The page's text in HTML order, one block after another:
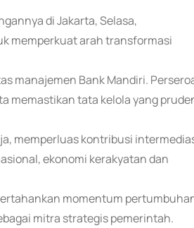
di Jakarta, Selasa,
memperkuat arah transformasi
manajemen Bank Mandiri.
memastikan tata kelola yang
memperluas kontribusi
ekonomi kerakyatan dan
momentum
mitra strategis pemerintah.